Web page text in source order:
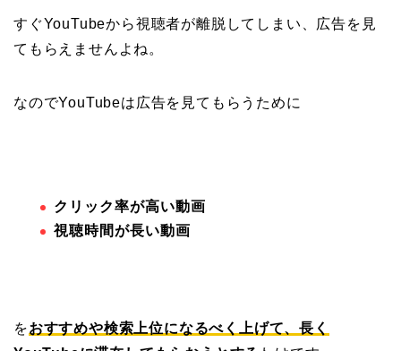
すぐYouTubeから視聴者が離脱してしまい、広告を見
てもらえませんよね。
なのでYouTubeは広告を見てもらうために
クリック率が高い動画
視聴時間が長い動画
をおすすめや検索上位になるべく上げて、長く